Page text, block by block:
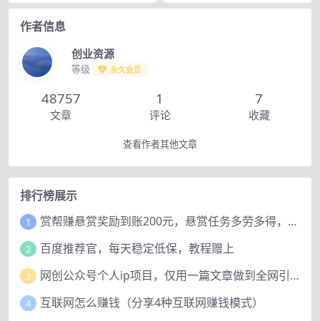
作者信息
创业资源
等级 永久会员
48757
文章
1
评论
7
收藏
查看作者其他文章
排行榜展示
1 赏帮赚悬赏奖励到账200元，悬赏任务多劳多得，人人可做。
2 百度推荐官，每天稳定低保，教程赠上
3 网创公众号个人ip项目，仅用一篇文章做到全网引流！
4 互联网怎么赚钱（分享4种互联网赚钱模式）